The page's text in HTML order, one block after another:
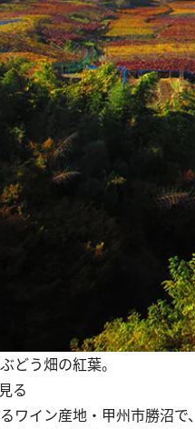
どう畑の紅葉。
る
ワイン産地・甲州市勝沼